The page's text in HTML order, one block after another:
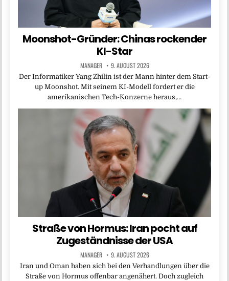
Moonshot-Gründer: Chinas rockender
KI-Star
MANAGER 9. AUGUST 2026
Der Informatiker Yang Zhilin ist der Mann hinter dem Start-
up Moonshot. Mit seinem KI-Modell fordert er die
amerikanischen Tech-Konzerne heraus,…
Straße von Hormus: Iran pocht auf
Zugeständnisse der USA
MANAGER 9. AUGUST 2026
Iran und Oman haben sich bei den Verhandlungen über die
Straße von Hormus offenbar angenähert. Doch zugleich